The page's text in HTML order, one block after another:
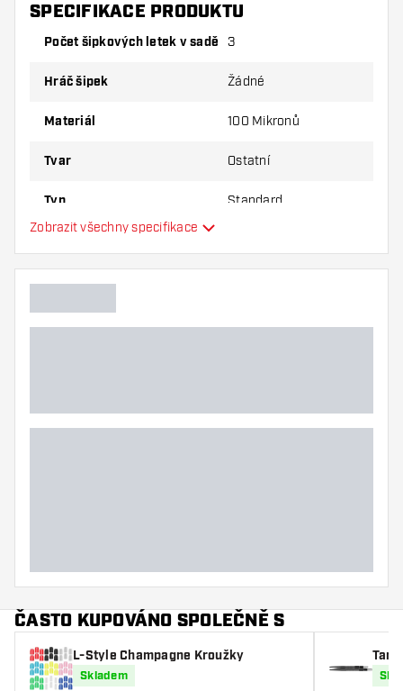
Vyzkoušejte jiný tvar, materiál nebo tloušťku
letky, abyste zjistili, která varianta vám
SPECIFIKACE PRODUKTU
Počet šipkových letek v sadě 3
Hráč šipek Žádné
Materiál 100 Mikronů
Tvar Ostatní
Typ Standard
Hlavní barva
Zobrazit všechny specifikace
ČASTO KUPOVÁNO SPOLEČNĚ S
L-Style Champagne Kroužky
Skladem